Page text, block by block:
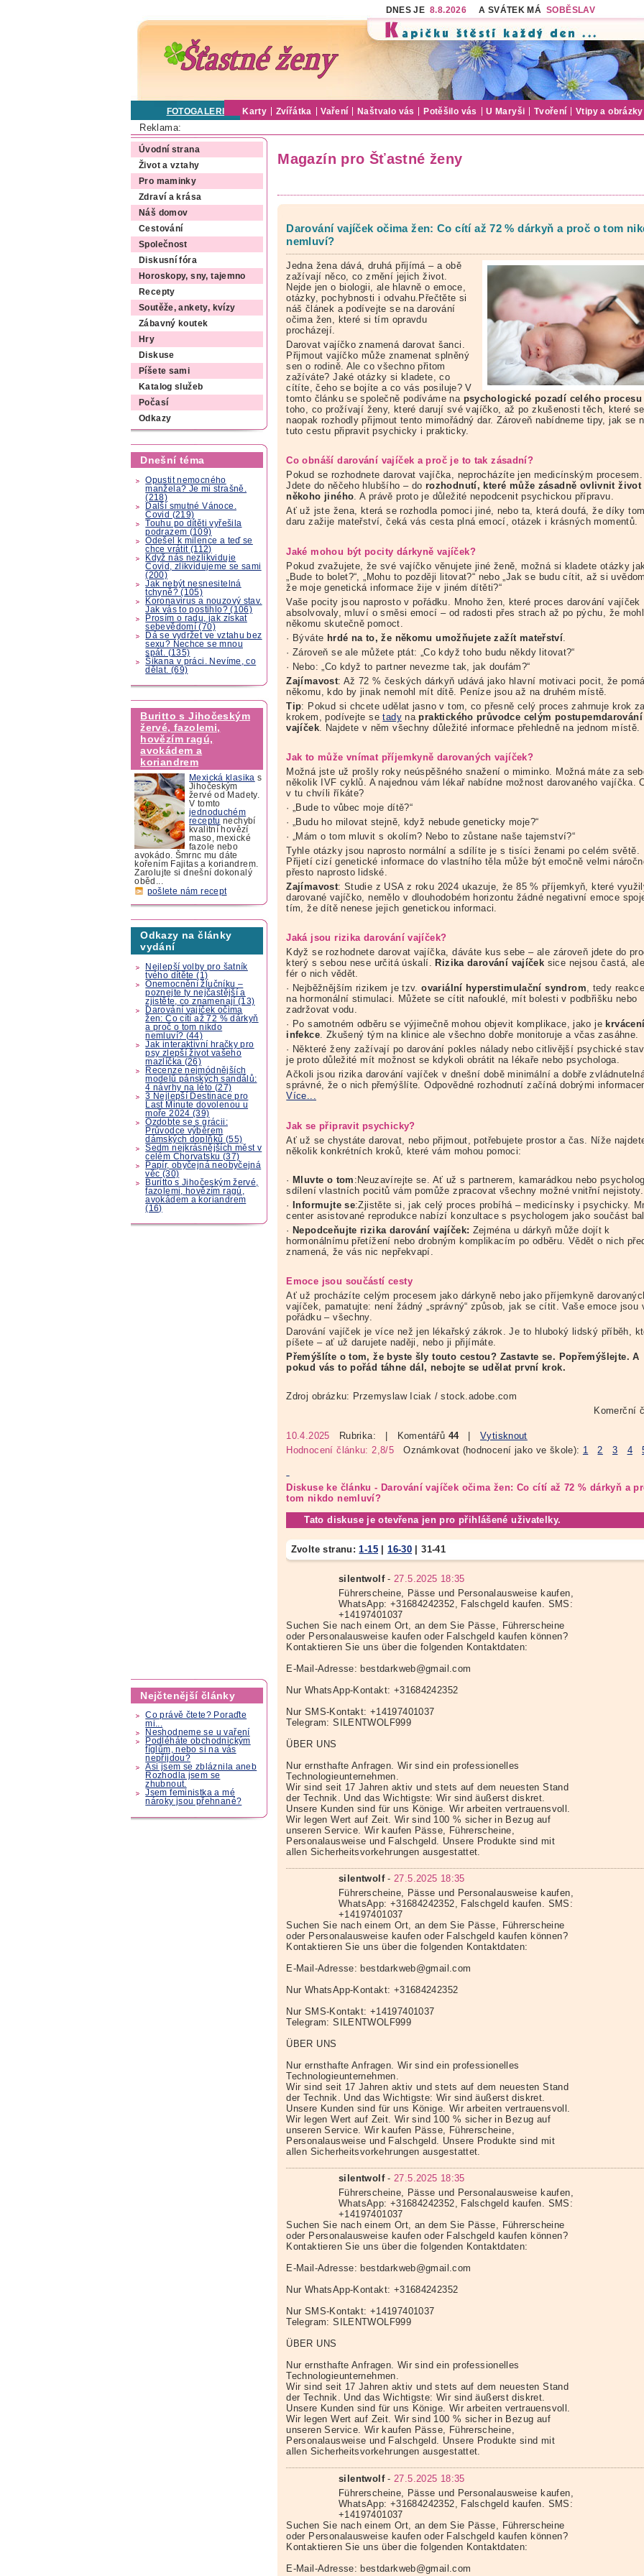
DNES JE 8.8.2026 A SVÁTEK MÁ SOBĚSLAV
FOTOGALERIE Karty Zvířátka Vaření Naštvalo vás Potěšilo vás U Maryši Tvoření Vtipy a obrázky
Reklama:
Úvodní strana
Život a vztahy
Pro maminky
Zdraví a krása
Náš domov
Cestování
Společnost
Diskusní fóra
Horoskopy, sny, tajemno
Recepty
Soutěže, ankety, kvízy
Zábavný koutek
Hry
Diskuse
Píšete sami
Katalog služeb
Počasí
Odkazy
Dnešní téma
Opustit nemocného
manžela? Je mi strašně.
(218)
Další smutné Vánoce.
Covid (219)
Touhu po dítěti vyřešila
podrazem (109)
Odešel k milence a teď se
chce vrátit (112)
Když nás nezlikviduje
Covid, zlikvidujeme se sami
(200)
Jak nebýt nesnesitelná
tchyně? (105)
Koronavirus a nouzový stav.
Jak vás to postihlo? (106)
Prosím o radu, jak získat
sebevědomí (70)
Dá se vydržet ve vztahu bez
sexu? Nechce se mnou
spát. (135)
Šikana v práci. Nevíme, co
dělat. (69)
Buritto s Jihočeským
žervé, fazolemi,
hovězím ragú,
avokádem a
koriandrem
Mexická klasika s
Jihočeským
žervé od Madety.
V tomto
jednoduchém
receptu nechybí
kvalitní hovězí
maso, mexické
fazole nebo
avokádo. Šmrnc mu dáte
kořením Fajitas a koriandrem.
Zarolujte si dnešní dokonalý
oběd...
pošlete nám recept
Odkazy na články
vydání
Nejlepší volby pro šatník
tvého dítěte (1)
Onemocnění žlučníku –
poznejte ty nejčastější a
zjistěte, co znamenají (13)
Darování vajíček očima
žen: Co cítí až 72 % dárkyň
a proč o tom nikdo
nemluví? (44)
Jak interaktivní hračky pro
psy zlepší život vašeho
mazlíčka (26)
Recenze nejmódnějších
modelů pánských sandálů:
4 návrhy na léto (27)
3 Nejlepší Destinace pro
Last Minute dovolenou u
moře 2024 (39)
Ozdobte se s grácii:
Průvodce výběrem
dámských doplňků (55)
Sedm nejkrásnějších měst v
celém Chorvatsku (37)
Papír, obyčejná neobyčejná
věc (30)
Buritto s Jihočeským žervé,
fazolemi, hovězím ragú,
avokádem a koriandrem
(16)
Nejčtenější články
Co právě čtete? Poraďte
mi...
Neshodneme se u vaření
Podléháte obchodnickým
fíglům, nebo si na vás
nepřijdou?
Asi jsem se zbláznila aneb
Rozhodla jsem se
zhubnout.
Jsem feministka a mé
nároky jsou přehnané?
Magazín pro Šťastné ženy
Darování vajíček očima žen: Co cítí až 72 % dárkyň a proč o tom
nemluví?
Jedna žena dává, druhá přijímá – a obě
zažívají něco, co změní jejich život.
Nejde jen o biologii, ale hlavně o emoce,
otázky, pochybnosti i odvahu.Přečtěte si
náš článek a podívejte se na darování
očima žen, které si tím opravdu
procházejí.
Darovat vajíčko znamená darovat šanci.
Přijmout vajíčko může znamenat splněný
sen o rodině. Ale co všechno přitom
zažíváte? Jaké otázky si kladete, co
cítíte, čeho se bojíte a co vás posiluje? V
tomto článku se společně podíváme na psychologické pozadí cel ého procesu
toho, co prožívají ženy, které darují své vajíčko, až po zkušenosti těch, které se
naopak rozhodly přijmout tento mimořádný dar. Zároveň nabídneme tipy, jak se
tuto cestu připravit psychicky i prakticky.
Co obnáší darování vajíček a proč je to tak zásadní?
Pokud se rozhodnete darovat vajíčka, neprocházíte jen medicínským procesem.
Jdete do něčeho hlubšího – do rozhodnutí, které může zásadně ovlivnit život
někoho jiné ho. A právě proto je důležité nepodcenit psychickou přípravu.
Ať už jste žena, která se rozhodla pomoci jiné, nebo ta, která doufá, že díky
daru zažije mateřství, čeká vás cesta plná emocí, otázek i krásných momentů.
Jaké mohou být pocity dárkyně vajíček?
Pokud zvažujete, že své vajíčko věnujete jiné ženě, možná si kladete otázky
„Bude to bolet?“, „Mohu to později litovat?“ nebo „Jak se budu cítit, až si
že moje genetická informace žije v jiném dítěti?“
Vaše pocity jsou naprosto v pořádku. Mnoho žen, které proces darování vajíček
absolvovaly, mluví o směsi emocí – od radosti přes strach až po pýchu, že
někomu skutečně pomoct.
· Býváte hrdé na to, že někomu umožňujete zažít mateřství
· Zároveň se ale můžete ptát: „Co když toho budu někdy litovat?“
· Nebo: „Co když to partner nevezme tak, jak doufám?“
Zajímavost: Až 72 % českých dárkyň udává jako hlavní motivaci pocit, že
někomu, kdo by jinak nemohl mít dítě. Peníze jsou až na druhém místě.
Tip: Pokud si chcete udělat jasno v tom, co přesně celý proces zahrnuje krok za
krokem, podívejte setadynapraktického průvodce celým postupemdarování
vajíček . Najdete v něm všechny důležité informace přehledně na jednom místě.
Jak to může vnímat příjemkyně darovaných vajíček?
Možná jste už prošly roky neúspěšného snažení o miminko. Možná máte za
několik IVF cyklů. A najednou vám lékař nabídne možnost darovaného vajíčka.
v tu chvíli říkáte?
· „Bude to vůbec moje dítě?“
· „Budu ho milovat stejně, když nebude geneticky moje?“
· „Mám o tom mluvit s okolím? Nebo to zůstane naše tajemství?“
Tyhle otázky jsou naprosto normální a sdílíte je s tisíci ženami po celém světě.
Přijetí cizí genetické informace do vlastního těla může být emočně velmi
přesto naprosto lidské.
Zajímavost: Studie z USA z roku 2024 ukazuje, že 85 % příjemkyň, které
darované vajíčko, nemělo v dlouhodobém horizontu žádné negativní emoce
tím, že dítě nenese jejich genetickou informaci.
Jaká jsou rizika darování vajíček?
Když se rozhodnete darovat vajíčka, dáváte kus sebe – ale zároveň jdete do
který s sebou nese určitá úskalí. Rizika darování vajíček sice nejsou častá,
fér o nich vědět.
· Nejběžnějším rizikem je tzv.ovariální hyperstimulačnísyndrom, tedy
na hormonální stimulaci. Můžete se cítit nafouklé, mít bolesti v podbřišku nebo
zadržovat vodu.
· Po samotném odběru se výjimečně mohou objevit komplikace, jako je
infekce. Zkušený tým na klinice ale všechno dobře monitoruje a včas zasáhne.
· Některé ženy zažívají po darování pokles nálady nebo citlivější psychické
je proto důležité mít možnost se kdykoli obrátit na lékaře nebo psychologa.
Ačkoli jsou rizika darování vajíček v dnešní době minimální a dobře
správné, že o nich přemýšlíte. Odpovědné rozhodnutí začíná dobrými
Více...
Jak se připravit psychicky?
Ať už se chystáte darovat, nebo přijmout, potřebujete prostor a čas. Níže
několik konkrétních kroků, které vám mohou pomoci:
·Mluvte o tom :Neuzavírejte se. Ať už s partnerem, kamarádkou nebo
sdílení vlastních pocitů vám pomůže zpracovat všechny možné vnitřní nejistoty.
·Informujte se:Zjistěte si, jak celý proces probíhá – medicínsky i psychicky.
center asistované reprodukce nabízí konzultace s psychologem jako součást
·Nepodceňujte rizika darování vajíček: Zejména u dárkyň může dojít k
hormonálnímu přetížení nebo drobným komplikacím po odběru. Vědět o nich
znamená, že vás nic nepřekvapí.
Emoce jsou součástí cesty
Ať už procházíte celým procesem jako dárkyně nebo jako příjemkyně
vajíček, pamatujte: není žádný „správný“ způsob, jak se cítit. Vaše emoce jsou
pořádku – všechny.
Darování vajíček je více než jen lékařský zákrok. Je to hluboký lidský příběh,
píšete – ať už darujete naději, nebo ji přijímáte.
Přemýšlíte o tom, že byste šly touto cestou? Zastavte se. Popřemýšlejte. A
pokud vás to pořád táhne dál, nebojte se udělat první krok.
Zdroj obrázku: Przemyslaw Iciak / stock.adobe.com
Komerční
10.4.2025 Rubrika: | Komentářů 44|Vytisknout
Hodnocení článku: 2,8/5 Oznámkovat (hodnocení jako ve škole): 1 2 3 4
Diskuse ke článku - Darování vajíček očima žen: Co cítí až 72 % dárkyň a
tom nikdo nemluví?
Tato diskuse je otevřena jen pro přihlášené uživatelky.
Zvolte stranu:1-15 |16-30 |31-41
silentwolf- 27.5.2025 18:35
Führerscheine, Pässe und Personalausweise kaufen,
WhatsApp: +31684242352, Falschgeld kaufen. SMS:
+14197401037
Suchen Sie nach einem Ort, an dem Sie Pässe, Führerscheine
oder Personalausweise kaufen oder Falschgeld kaufen können?
Kontaktieren Sie uns über die folgenden Kontaktdaten:
E-Mail-Adresse: bestdarkweb@gmail.com
Nur WhatsApp-Kontakt: +31684242352
Nur SMS-Kontakt: +14197401037
Telegram: SILENTWOLF999
ÜBER UNS
Nur ernsthafte Anfragen. Wir sind ein professionelles
Technologieunternehmen.
Wir sind seit 17 Jahren aktiv und stets auf dem neuesten Stand
der Technik. Und das Wichtigste: Wir sind äußerst diskret.
Unsere Kunden sind für uns Könige. Wir arbeiten vertrauensvoll.
Wir legen Wert auf Zeit. Wir sind 100 % sicher in Bezug auf
unseren Service. Wir kaufen Pässe, Führerscheine,
Personalausweise und Falschgeld. Unsere Produkte sind mit
allen Sicherheitsvorkehrungen ausgestattet.
silentwolf-27.5.2025 18:35
Führerscheine, Pässe und Personalausweise kaufen,
WhatsApp: +31684242352, Falschgeld kaufen. SMS:
+14197401037
Suchen Sie nach einem Ort, an dem Sie Pässe, Führerscheine
oder Personalausweise kaufen oder Falschgeld kaufen können?
Kontaktieren Sie uns über die folgenden Kontaktdaten:
E-Mail-Adresse: bestdarkweb@gmail.com
Nur WhatsApp-Kontakt: +31684242352
Nur SMS-Kontakt: +14197401037
Telegram: SILENTWOLF999
ÜBER UNS
Nur ernsthafte Anfragen. Wir sind ein professionelles
Technologieunternehmen.
Wir sind seit 17 Jahren aktiv und stets auf dem neuesten Stand
der Technik. Und das Wichtigste: Wir sind äußerst diskret.
Unsere Kunden sind für uns Könige. Wir arbeiten vertrauensvoll.
Wir legen Wert auf Zeit. Wir sind 100 % sicher in Bezug auf
unseren Service. Wir kaufen Pässe, Führerscheine,
Personalausweise und Falschgeld. Unsere Produkte sind mit
allen Sicherheitsvorkehrungen ausgestattet.
silentwolf-27.5.2025 18:35
Führerscheine, Pässe und Personalausweise kaufen,
WhatsApp: +31684242352, Falschgeld kaufen. SMS:
+14197401037
Suchen Sie nach einem Ort, an dem Sie Pässe, Führerscheine
oder Personalausweise kaufen oder Falschgeld kaufen können?
Kontaktieren Sie uns über die folgenden Kontaktdaten:
E-Mail-Adresse: bestdarkweb@gmail.com
Nur WhatsApp-Kontakt: +31684242352
Nur SMS-Kontakt: +14197401037
Telegram: SILENTWOLF999
ÜBER UNS
Nur ernsthafte Anfragen. Wir sind ein professionelles
Technologieunternehmen.
Wir sind seit 17 Jahren aktiv und stets auf dem neuesten Stand
der Technik. Und das Wichtigste: Wir sind äußerst diskret.
Unsere Kunden sind für uns Könige. Wir arbeiten vertrauensvoll.
Wir legen Wert auf Zeit. Wir sind 100 % sicher in Bezug auf
unseren Service. Wir kaufen Pässe, Führerscheine,
Personalausweise und Falschgeld. Unsere Produkte sind mit
allen Sicherheitsvorkehrungen ausgestattet.
silentwolf- 27.5.2025 18:35
Führerscheine, Pässe und Personalausweise kaufen,
WhatsApp: +31684242352, Falschgeld kaufen. SMS:
+14197401037
Suchen Sie nach einem Ort, an dem Sie Pässe, Führerscheine
oder Personalausweise kaufen oder Falschgeld kaufen können?
Kontaktieren Sie uns über die folgenden Kontaktdaten:
E-Mail-Adresse: bestdarkweb@gmail.com